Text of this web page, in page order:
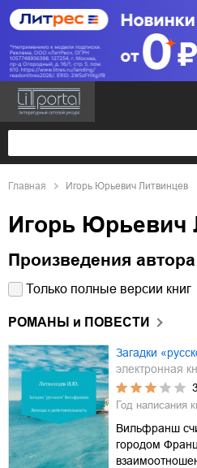
Главная Игорь Юрьевич Литвинцев
Игорь Юрьевич
Произведения автора
Только полные версии книг
РОМАНЫ и ПОВЕСТИ
Загадки
электронная
Год написания
Вильфранш
городом